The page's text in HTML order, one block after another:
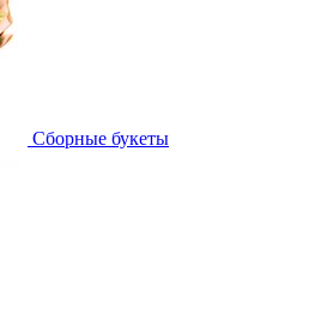
Сборные букеты